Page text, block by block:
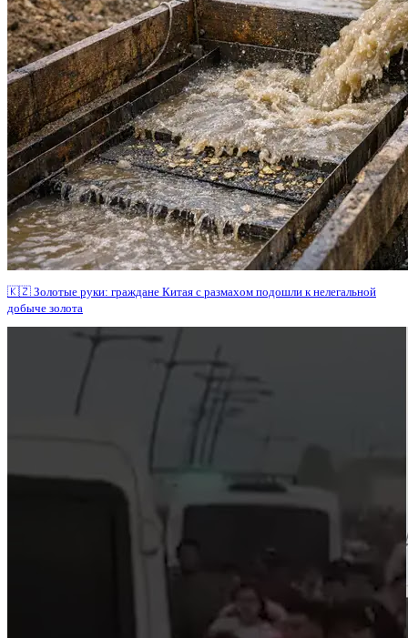
🇰🇿 Золотые руки: граждане Китая с размахом подошли к нелегальной
добыче золота